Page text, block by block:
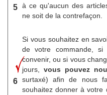
5 à ce qu'aucun des
ne soit de la contrefaçon.
6
Si vous souhaitez en
de votre commande,
convenir, ou si vous
jours, vous pouvez
surtaxé) afin de nous
souhaitez donner à votre